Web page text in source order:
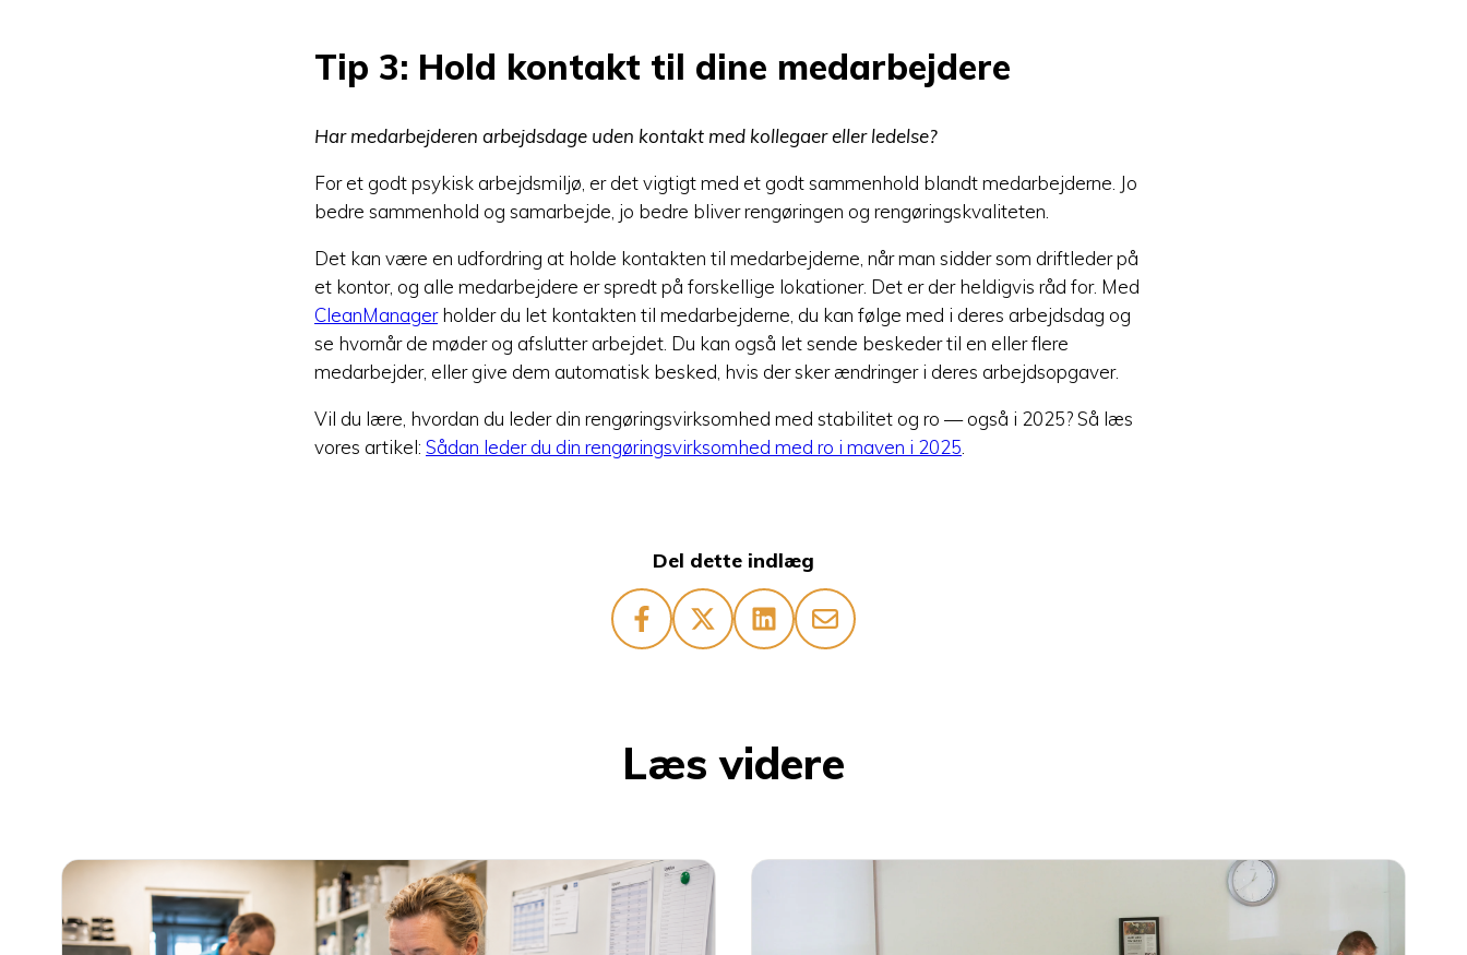
Tip 3: Hold kontakt til dine medarbejdere
Har medarbejderen arbejdsdage uden kontakt med kollegaer eller ledelse?
For et godt psykisk arbejdsmiljø, er det vigtigt med et godt sammenhold blandt medarbejderne. Jo
bedre sammenhold og samarbejde, jo bedre bliver rengøringen og rengøringskvaliteten.
Det kan være en udfordring at holde kontakten til medarbejderne, når man sidder som driftleder på
et kontor, og alle medarbejdere er spredt på forskellige lokationer. Det er der heldigvis råd for. Med
CleanManagerholder du let kontakten til medarbejderne, du kan følge med i deres arbejdsdag og
se hvornår de møder og afslutter arbejdet. Du kan også let sende beskeder til en eller flere
medarbejder, eller give dem automatisk besked, hvis der sker ændringer i deres arbejdsopgaver.
Vil du lære, hvordan du leder din rengøringsvirksomhed med stabilitet og ro — også i 2025? Så læs
vores artikel: Sådan leder du din rengøringsvirksomhed med ro i maven i 2025
Del dette indlæg
Læs videre